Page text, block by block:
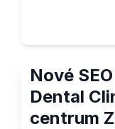
Nové
Dental
centrum